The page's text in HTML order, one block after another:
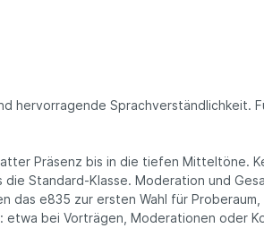
hervor­ragende Sprach­ver­ständ­lich­keit.
Präsenz bis in die tiefen Mittel­töne.
Stan­dard-Klas­se. Modera­tion und
das e835 zur ersten Wahl für
bei Vorträgen, Modera­tionen oder